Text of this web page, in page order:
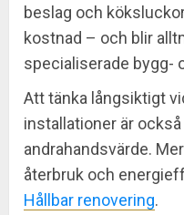
beslag och
kostnad – och blir
specialiserade bygg-
Att tänka långsiktigt
installationer är
andrahandsvärde.
återbruk och
Hållbar renovering.